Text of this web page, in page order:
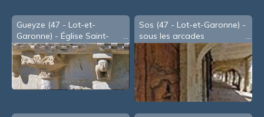
Gueyze (47 - Lot-et-
Garonne) - Église Saint-
Barthélémy
Sos (47 - Lot-et-Garonne) -
sous les arcades